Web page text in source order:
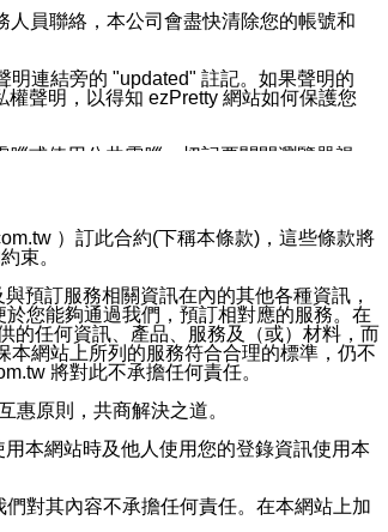
人員聯絡，本公司會盡快清除您的帳號和
連結旁的 "updated" 註記。如果聲明的
聲明，以得知 ezPretty 網站如何保護您
或使用公共電腦，切記要關閉瀏覽器視
所指示之方法、說明或功能連結，隨時
訊息。
）訂此合約(下稱本條款)，這些條款將
束。
預訂服務相關資訊在內的其他各種資訊，
您能夠通過我們，預訂相對應的服務。在
的任何資訊、產品、服務及（或）材料，而
本網站上所列的服務符合合理的標準，仍不
將對此不承擔任何責任。
惠原則，共商解決之道。
本網站時及他人使用您的登錄資訊使用本
對其內容不承擔任何責任。在本網站上加